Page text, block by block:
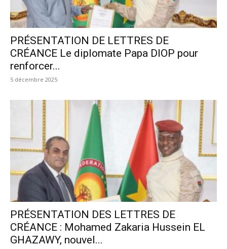
PRÉSENTATION DE LETTRES DE
CRÉANCE Le diplomate Papa DIOP pour
renforcer...
5 décembre 2025
PRÉSENTATION DES LETTRES DE
CRÉANCE : Mohamed Zakaria Hussein EL
GHAZAWY, nouvel...